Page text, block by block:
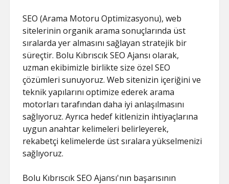
SEO (Arama Motoru Optimizasyonu), web
sitelerinin organik arama sonuçlarında üst
sıralarda yer almasını sağlayan stratejik bir
süreçtir. Bolu Kıbrıscık SEO Ajansı olarak,
uzman ekibimizle birlikte size özel SEO
çözümleri sunuyoruz. Web sitenizin içeriğini ve
teknik yapılarını optimize ederek arama
motorları tarafından daha iyi anlaşılmasını
sağlıyoruz. Ayrıca hedef kitlenizin ihtiyaçlarına
uygun anahtar kelimeleri belirleyerek,
rekabetçi kelimelerde üst sıralara yükselmenizi
sağlıyoruz.
Bolu Kıbrıscık SEO Ajansı'nın başarısının